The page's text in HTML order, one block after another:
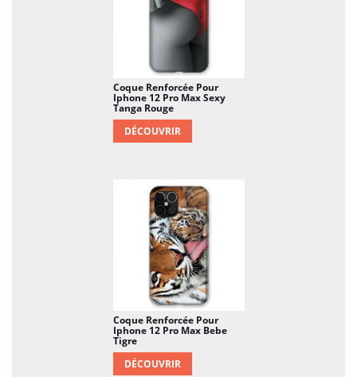
Coque Renforcée Pour
Iphone 12 Pro Max Sexy
Tanga Rouge
DÉCOUVRIR
Coque Renforcée Pour
Iphone 12 Pro Max Bebe
Tigre
DÉCOUVRIR